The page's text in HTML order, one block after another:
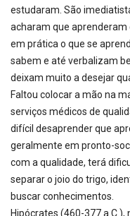
estudaram. São
acharam que aprenderam
em prática o que se
sabem e até verbalizam
deixam muito a desejar
Faltou colocar a mão na
serviços médicos de
difícil desaprender que
geralmente em pronto-
com a qualidade, terá
separar o joio do trigo,
buscar conhecimentos.
Hipócrates (460-377